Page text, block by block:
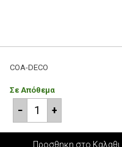
COA-DECO
Σε Απόθεμα
+
−
Προσθηκη στο Καλαθι